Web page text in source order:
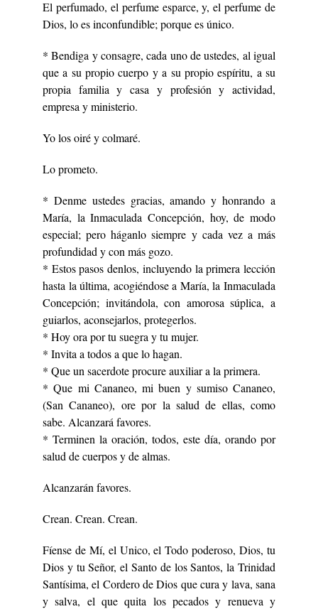
El perfumado, el perfume esparce, y, el perfume de
Dios, lo es inconfundible; porque es único.
* Bendiga y consagre, cada uno de ustedes, al igual
que a su propio cuerpo y a su propio espíritu, a su
propia familia y casa y profesión y actividad,
empresa y ministerio.
Yo los oiré y colmaré.
Lo prometo.
* Denme ustedes gracias, amando y honrando a
María, la Inmaculada Concepción, hoy, de modo
especial; pero háganlo siempre y cada vez a más
profundidad y con más gozo.
* Estos pasos denlos, incluyendo la primera lección
hasta la última, acogiéndose a María, la Inmaculada
Concepción; invitándola, con amorosa súplica, a
guiarlos, aconsejarlos, protegerlos.
* Hoy ora por tu suegra y tu mujer.
* Invita a todos a que lo hagan.
* Que un sacerdote procure auxiliar a la primera.
* Que mi Cananeo, mi buen y sumiso Cananeo,
(San Cananeo), ore por la salud de ellas, como
sabe. Alcanzará favores.
* Terminen la oración, todos, este día, orando por
salud de cuerpos y de almas.
Alcanzarán favores.
Crean. Crean. Crean.
Fíense de Mí, el Unico, el Todo poderoso, Dios, tu
Dios y tu Señor, el Santo de los Santos, la Trinidad
Santísima, el Cordero de Dios que cura y lava, sana
y salva, el que quita los pecados y renueva y